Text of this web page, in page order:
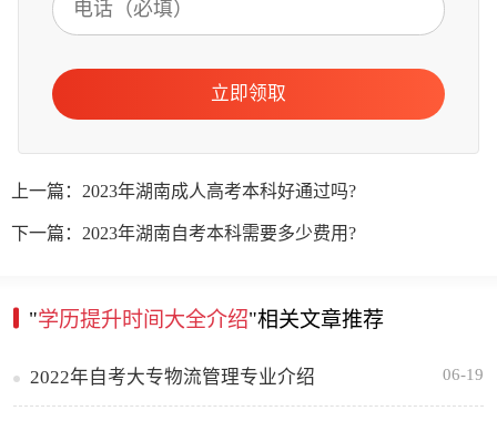
立即领取
上一篇：2023年湖南成人高考本科好通过吗?
下一篇：2023年湖南自考本科需要多少费用?
"学历提升时间大全介绍"相关文章推荐
2022年自考大专物流管理专业介绍 06-19